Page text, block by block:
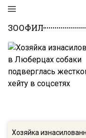
ЗООФИЛ
Хозяйка